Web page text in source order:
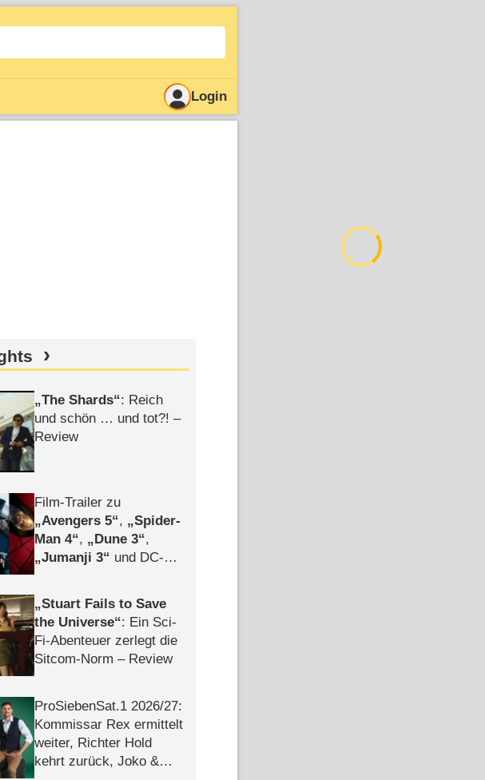
Login
The Shards : Reich
und schön … und tot?! –
Review
Film-Trailer zu
Avengers 5 ,
Spider-
Man 4 , Dune 3 ,
Jumanji 3
und DC-
Stuart Fails to Save
the Universe : Ein Sci-
Fi-Abenteuer zerlegt die
Sitcom-Norm – Review
ProSiebenSat.1 2026/​27:
Kommissar Rex ermittelt
weiter, Richter Hold
kehrt zurück, Joko &